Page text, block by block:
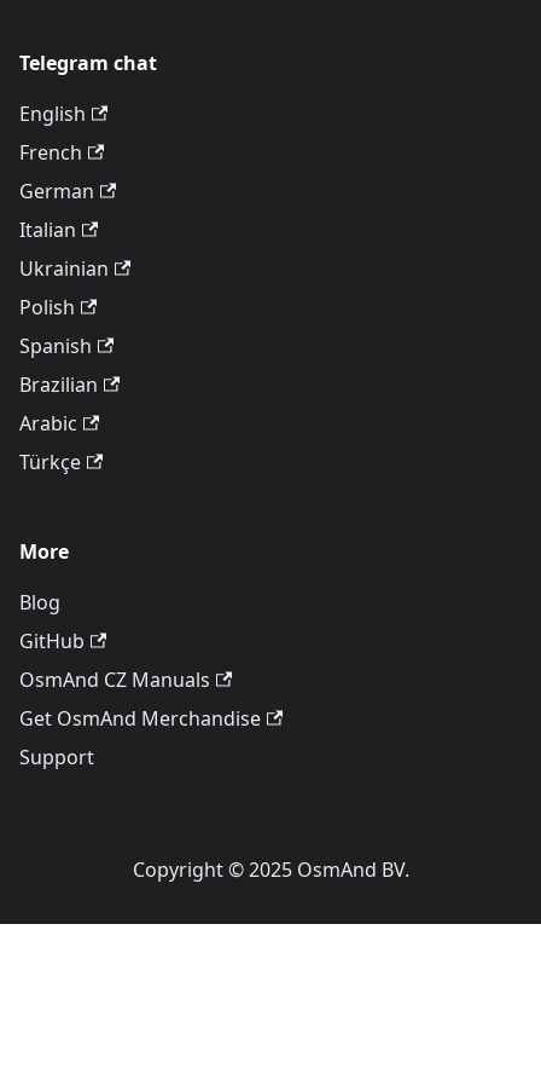
Telegram chat
English
French
German
Italian
Ukrainian
Polish
Spanish
Brazilian
Arabic
Türkçe
More
Blog
GitHub
OsmAnd CZ Manuals
Get OsmAnd Merchandise
Support
Copyright © 2025 OsmAnd BV.